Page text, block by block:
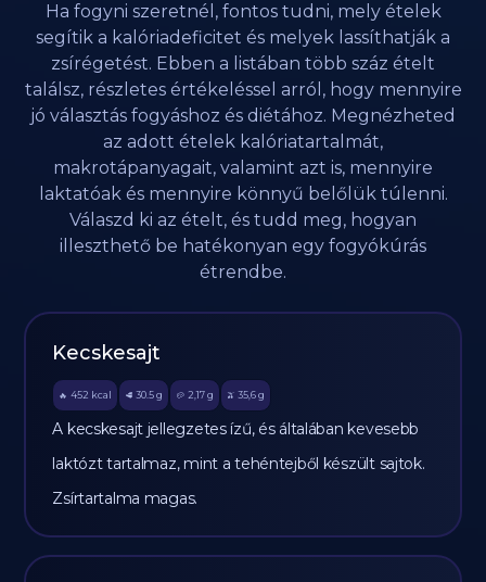
Ha fogyni szeretnél, fontos tudni, mely ételek
segítik a kalóriadeficitet és melyek lassíthatják a
zsírégetést. Ebben a listában több száz ételt
találsz, részletes értékeléssel arról, hogy mennyire
jó választás fogyáshoz és diétához. Megnézheted
az adott ételek kalóriatartalmát,
makrotápanyagait, valamint azt is, mennyire
laktatóak és mennyire könnyű belőlük túlenni.
Válaszd ki az ételt, és tudd meg, hogyan
illeszthető be hatékonyan egy fogyókúrás
étrendbe.
Kecskesajt
🔥 452 kcal 🥩 30.5 g 🥔 2,17g 🫒 35,6 g
A kecskesajt jellegzetes ízű, és általában kevesebb
laktózt tartalmaz, mint a tehéntejből készült sajtok.
Zsírtartalma magas.